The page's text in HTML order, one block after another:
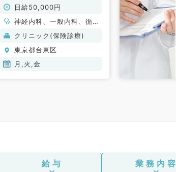
非常勤）
日給50,000円
神経内科、一般内科、循環
器内科、呼吸器内科、消化
器内科、内分泌・代謝内
科、腎臓内科、老年内科、
血液内科、膠原病科
クリニック(保険診療)
東京都台東区
月,火,金
給与 業務内容